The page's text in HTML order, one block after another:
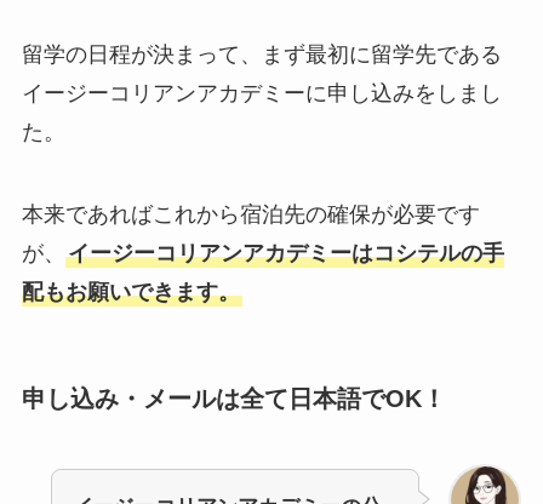
留学の日程が決まって、まず最初に留学先である
イージーコリアンアカデミーに申し込みをしまし
た。
本来であればこれから宿泊先の確保が必要です
が、 イージーコリアンアカデミーはコシテルの手
配もお願いできます。
申し込み・メールは全て日本語でOK！